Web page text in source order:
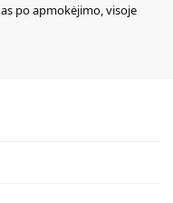
po apmokėjimo, visoje